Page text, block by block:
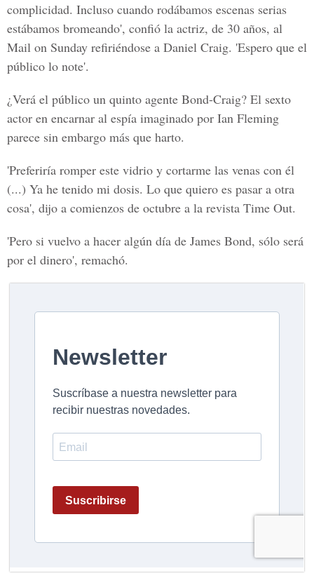
complicidad. Incluso cuando rodábamos escenas serias
estábamos bromeando', confió la actriz, de 30 años, al
Mail on Sunday refiriéndose a Daniel Craig. 'Espero que el
público lo note'.
¿Verá el público un quinto agente Bond-Craig? El sexto
actor en encarnar al espía imaginado por Ian Fleming
parece sin embargo más que harto.
'Preferiría romper este vidrio y cortarme las venas con él
(...) Ya he tenido mi dosis. Lo que quiero es pasar a otra
cosa', dijo a comienzos de octubre a la revista Time Out.
'Pero si vuelvo a hacer algún día de James Bond, sólo será
por el dinero', remachó.